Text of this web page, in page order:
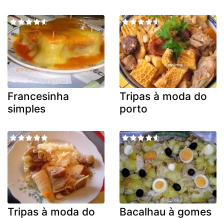
Francesinha
simples
Tripas à moda do
porto
Tripas à moda do
Bacalhau à gomes